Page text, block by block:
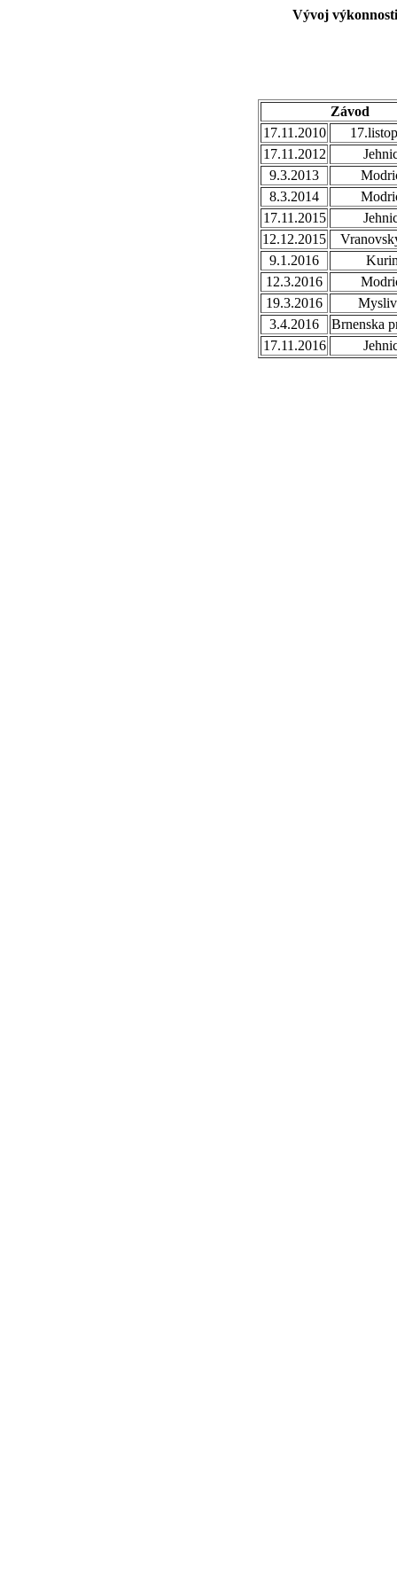
Vývoj
Závod
17.11.2010
17.11.2012
9.3.2013
8.3.2014
17.11.2015
12.12.2015
9.1.2016
12.3.2016
19.3.2016
3.4.2016
Brnenska
17.11.2016